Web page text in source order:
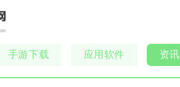
手游下载 应用软件 资